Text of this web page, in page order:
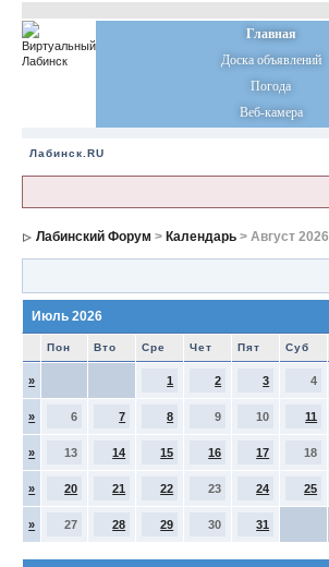
Главная
Доска объявлений
Погода
Веб-камера
Лабинск.RU
Лабинский Форум > Календарь > Август 2026
Июль 2026
Пон Вто Сре Чет Пят Суб
» 1 2 3 4
» 6 7 8 9 10 11
» 13 14 15 16 17 18
» 20 21 22 23 24 25
» 27 28 29 30 31